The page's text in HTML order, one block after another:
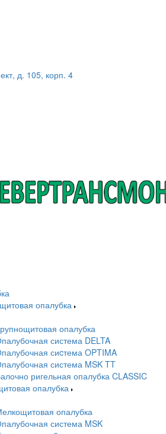
д. 105, корп. 4
опалубка
опалубка
система DELTA
сиcтема OPTIMA
система MSK TT
ригельная опалубка CLASSIC
опалубка
опалубка
система MSK